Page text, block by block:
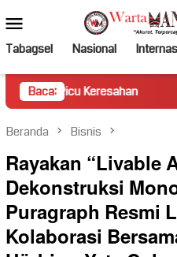
ke
kontenMobile
Tabagsel Nasional
Baca: Truk Miring
Beranda Bisnis
Rayakan “Livable
Dekonstruksi
Puragraph Resmi
Kolaborasi